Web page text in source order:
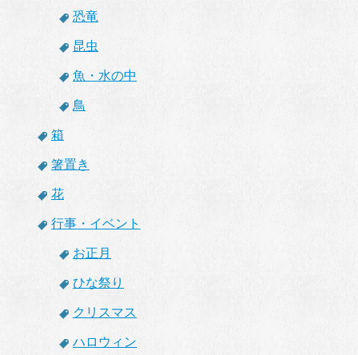
恐竜
昆虫
魚・水の中
鳥
箱
箸置き
花
行事・イベント
お正月
ひな祭り
クリスマス
ハロウィン